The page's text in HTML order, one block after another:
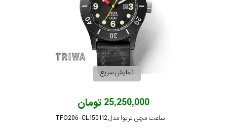
نمایش سریع
25,250,000 تومان
ساعت مچی تریوا مدل TFO206-CL150112